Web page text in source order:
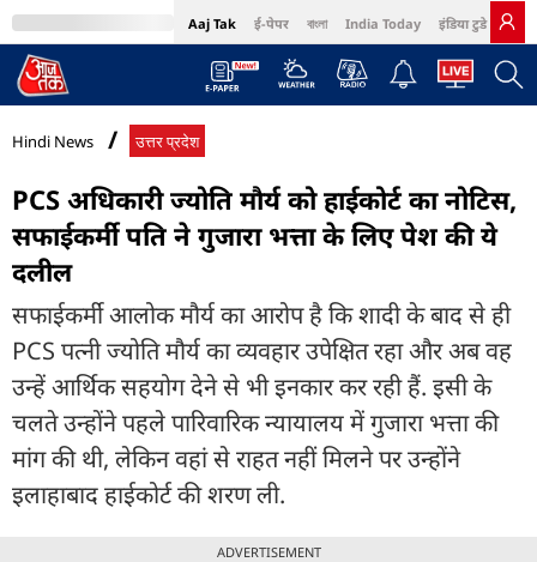
Aaj Tak ई-पेपर বাংলা India Today इंडिया टुडे हिंदी
MumbaiTak Cosmopolitan Harper's Bazaar Northeast
Hindi News उत्तर प्रदेश
PCS अधिकारी ज्योति मौर्य को हाईकोर्ट का नोटिस,
सफाईकर्मी पति ने गुजारा भत्ता के लिए पेश की ये
दलील
सफाईकर्मी आलोक मौर्य का आरोप है कि शादी के बाद से ही
PCS पत्नी ज्योति मौर्य का व्यवहार उपेक्षित रहा और अब वह
उन्हें आर्थिक सहयोग देने से भी इनकार कर रही हैं. इसी के
चलते उन्होंने पहले पारिवारिक न्यायालय में गुजारा भत्ता की
मांग की थी, लेकिन वहां से राहत नहीं मिलने पर उन्होंने
इलाहाबाद हाईकोर्ट की शरण ली.
ADVERTISEMENT